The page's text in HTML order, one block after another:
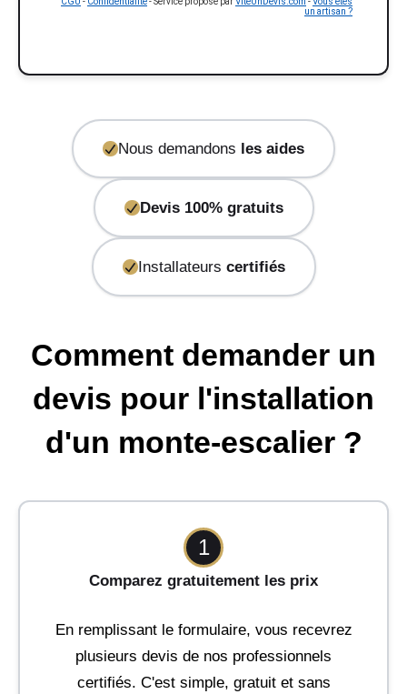
un artisan ?
Nous demandons les aides
Devis 100% gratuits
Installateurs certifiés
Comment demander un
devis pour l'installation
d'un monte-escalier ?
1
Comparez gratuitement les prix
En remplissant le formulaire, vous recevrez
plusieurs devis de nos professionnels
certifiés. C'est simple, gratuit et sans